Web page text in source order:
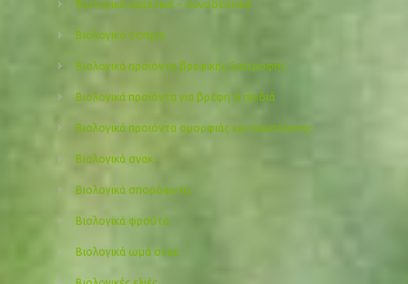
Βιολογικά ορεκτικά – συνοδευτικά
Βιολογικά όσπρια
Βιολογικά προϊόντα βρεφικής διατροφής
Βιολογικά προϊόντα για βρέφη & παιδιά
Βιολογικά προιόντα ομορφιάς και περιποίησης
Βιολογικά σνακ
Βιολογικά σπορόφυτα
Βιολογικά φρούτα
Βιολογικά ωμά σνακ